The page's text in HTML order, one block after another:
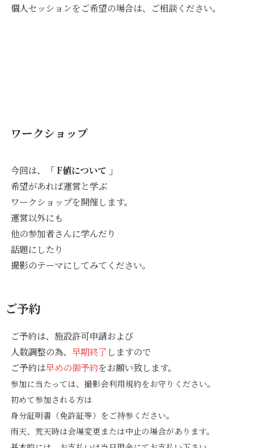
個人セッションをご希望の場合は、ご相談ください。
ワークショップ
今回は、
「 F値について 」
希望があれば運営と学ぶ
ワークショップを開催します。
運営以外にも
他の参加者さんに学んだり
話題にしたり
撮影のテーマにしてみてください。
ご予約
ご予約は、施設許可申請および
人数調整の為、 早期終了しますので
ご予約は早めの御予約をお願い致します。
参加に当たっては、撮影会利用規約をお守りください。
初めて参加される方は
身分証明書（免許証等）をご持参ください。
雨天、荒天時は会場変更または中止の場合があります。